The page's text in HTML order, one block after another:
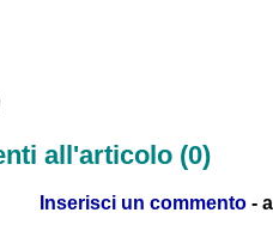
all'articolo (0)
Inserisci un commento-